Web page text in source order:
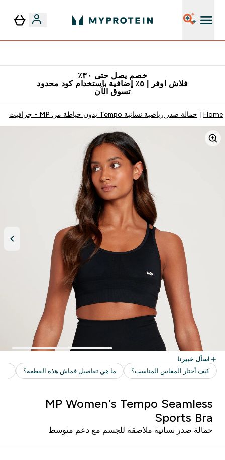
خصم يصل حتى ٣٠٪
فلاش اوفر | ٥٪ إضافية باستخدام كود محدود
تسوق الآن
Home حمالة صدر رياضية نسائية Tempo بدون خياطة من MP - جرافيت
MP Women's Tempo Seamless
Sports Bra
حمالة صدر نسائية ملاصقة للجسم مع دعم متوسط